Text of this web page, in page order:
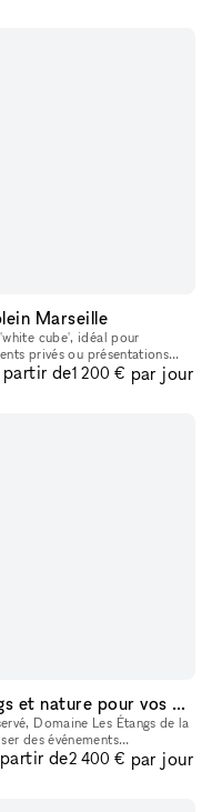
Marseille
cube', idéal pour
privés ou présentations
confère une res
partir de1 200 € par jour
Un domaine unique entre étangs et nature pour vos événements près de Paris
Domaine Les Étangs de la
des événements
mémorables à seulement une heure de Paris. Les espaces de réception p
de2 400 € par jour